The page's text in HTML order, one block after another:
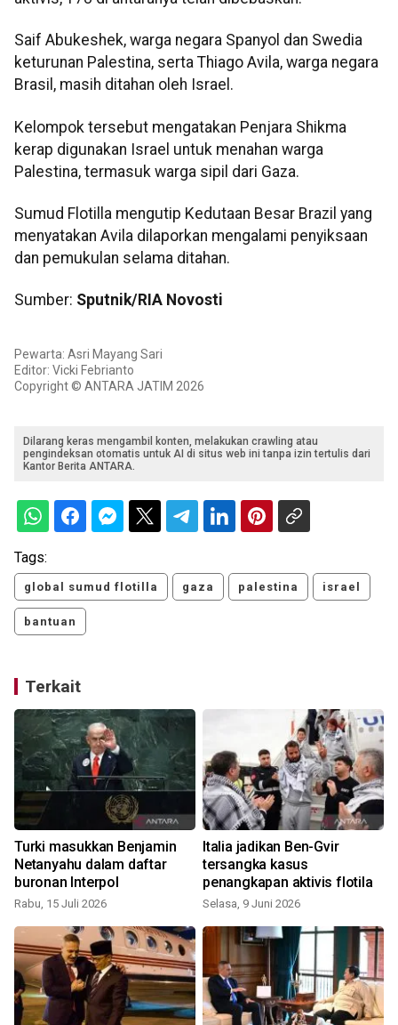
Saif Abukeshek, warga negara Spanyol dan Swedia
keturunan Palestina, serta Thiago Avila, warga negara
Brasil, masih ditahan oleh Israel.
Kelompok tersebut mengatakan Penjara Shikma
kerap digunakan Israel untuk menahan warga
Palestina, termasuk warga sipil dari Gaza.
Sumud Flotilla mengutip Kedutaan Besar Brazil yang
menyatakan Avila dilaporkan mengalami penyiksaan
dan pemukulan selama ditahan.
Sumber: Sputnik/RIA Novosti
Pewarta: Asri Mayang Sari
Editor: Vicki Febrianto
Copyright © ANTARA JATIM 2026
Dilarang keras mengambil konten, melakukan crawling atau
pengindeksan otomatis untuk AI di situs web ini tanpa izin tertulis dari
Kantor Berita ANTARA.
Tags:
global sumud flotilla gaza palestina israel
bantuan
Terkait
Turki masukkan Benjamin
Netanyahu dalam daftar
buronan Interpol
Rabu, 15 Juli 2026
Italia jadikan Ben-Gvir
tersangka kasus
penangkapan aktivis flotila
Selasa, 9 Juni 2026